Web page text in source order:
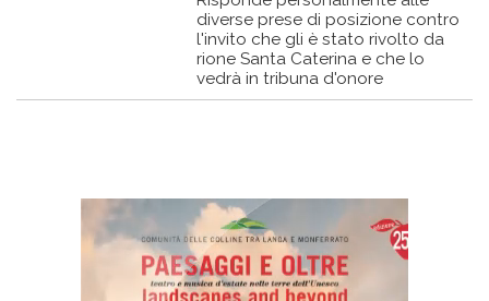
diverse prese di posizione contro
l'invito che gli è stato rivolto da
rione Santa Caterina e che lo
vedrà in tribuna d'onore